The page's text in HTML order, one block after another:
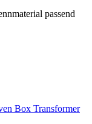
passend